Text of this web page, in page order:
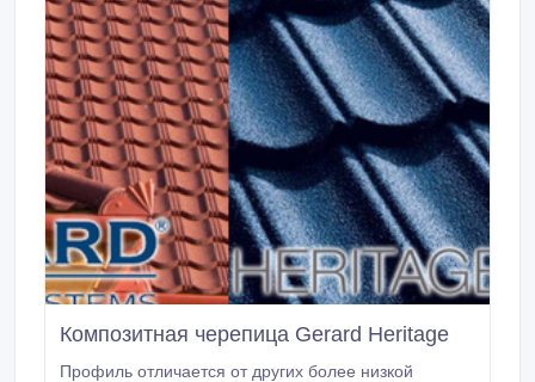
Композитная черепица Gerard Heritage
Профиль отличается от других более низкой